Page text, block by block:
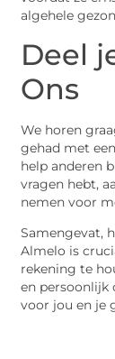
algehele
Deel
Ons
We horen
gehad met
help anderen
vragen hebt,
nemen voor
Samengevat,
Almelo is
rekening te
en persoonlijk
voor jou en je